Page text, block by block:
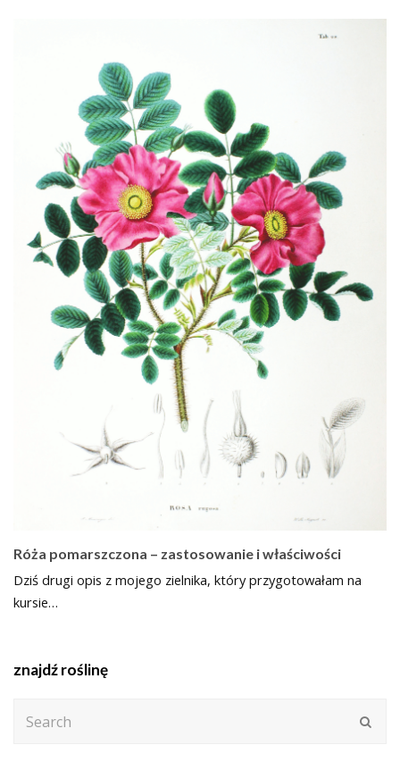
Róża pomarszczona – zastosowanie i właściwości
Dziś drugi opis z mojego zielnika, który przygotowałam na
kursie…
znajdź roślinę